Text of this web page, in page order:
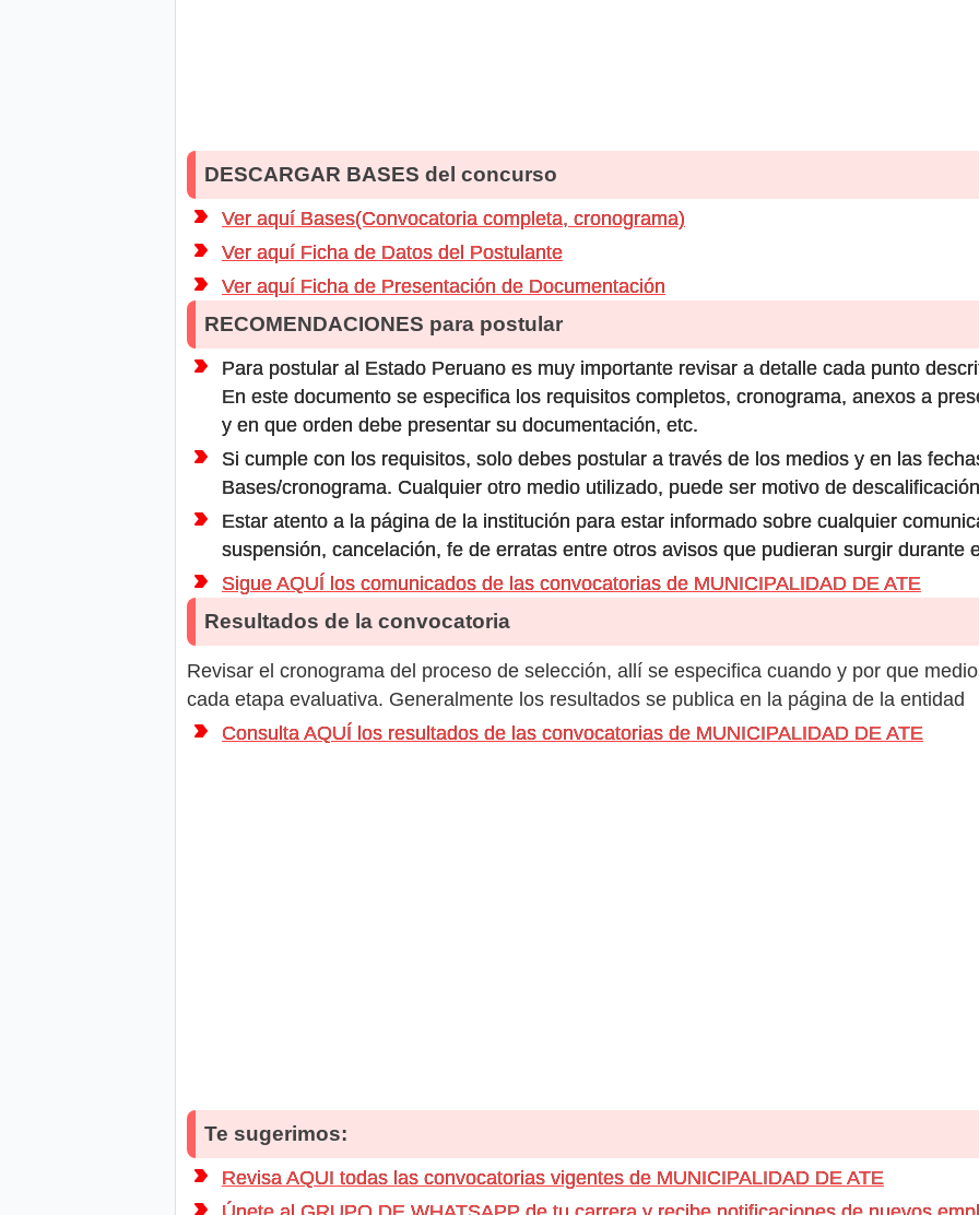
DESCARGAR BASES del concurso
Ver aquí Bases(Convocatoria completa, cronograma)
Ver aquí Ficha de Datos del Postulante
Ver aquí Ficha de Presentación de Documentación
RECOMENDACIONES para postular
Para postular al Estado Peruano es muy importante revisar a detalle cada punto
En este documento se especifica los requisitos completos, cronograma, anexos a
y en que orden debe presentar su documentación, etc.
Si cumple con los requisitos, solo debes postular a través de los medios y en las
Bases/cronograma. Cualquier otro medio utilizado, puede ser motivo de
Estar atento a la página de la institución para estar informado sobre cualquier
suspensión, cancelación, fe de erratas entre otros avisos que pudieran surgir durante
Sigue AQUÍ los comunicados de las convocatorias de MUNICIPALIDAD DE ATE
Resultados de la convocatoria
Revisar el cronograma del proceso de selección, allí se especifica cuando y por que
cada etapa evaluativa. Generalmente los resultados se publica en la página de la entidad
Consulta AQUÍ los resultados de las convocatorias de MUNICIPALIDAD DE ATE
Te sugerimos:
Revisa AQUI todas las convocatorias vigentes de MUNICIPALIDAD DE ATE